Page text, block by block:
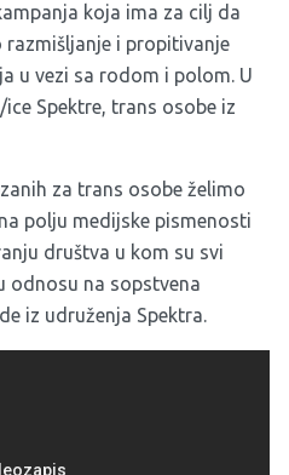
koja ima za cilj da
i propitivanje
u vezi sa rodom i polom. U
Spektre, trans osobe iz
za trans osobe želimo
polju medijske pismenosti
društva u kom su svi
odnosu na sopstvena
iz udruženja Spektra.